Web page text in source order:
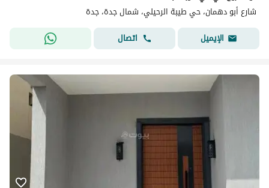
شارع أبو دهمان، حي طيبة الرحيلي، شمال جدة، جدة
الإيميل
اتصال